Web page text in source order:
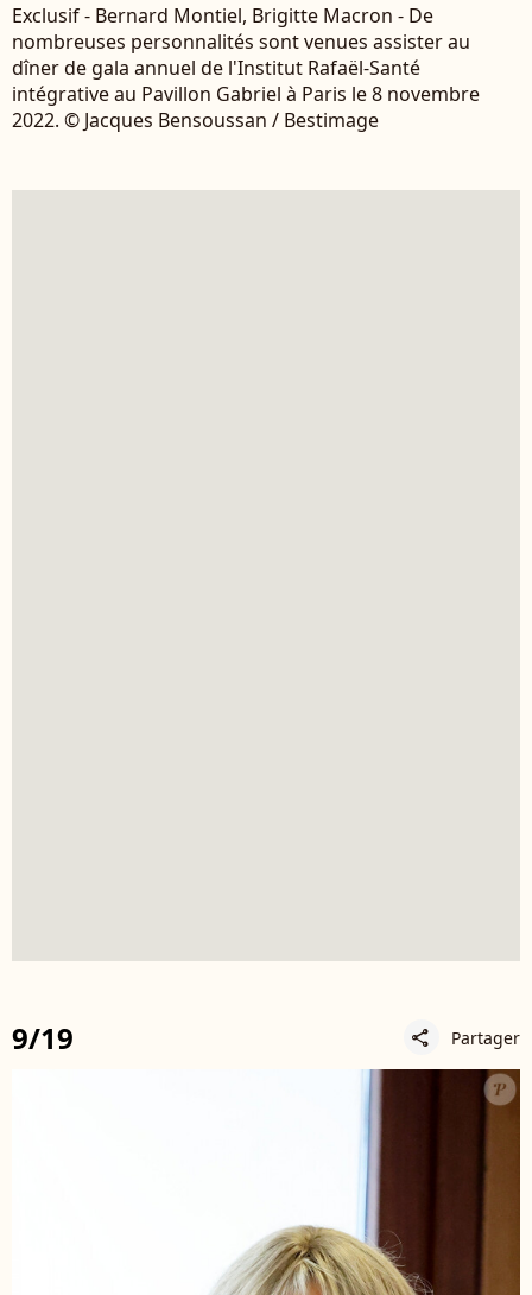
Exclusif - Bernard Montiel, Brigitte Macron - De
nombreuses personnalités sont venues assister au
dîner de gala annuel de l'Institut Rafaël-Santé
intégrative au Pavillon Gabriel à Paris le 8 novembre
2022. © Jacques Bensoussan / Bestimage
9/19 share Partager